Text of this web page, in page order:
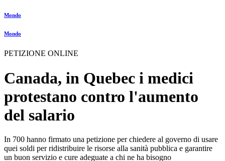
Mondo
Mondo
PETIZIONE ONLINE
Canada, in Quebec i medici
protestano contro l'aumento
del salario
In 700 hanno firmato una petizione per chiedere al governo di usare
quei soldi per ridistribuire le risorse alla sanità pubblica e garantire
un buon servizio e cure adeguate a chi ne ha bisogno